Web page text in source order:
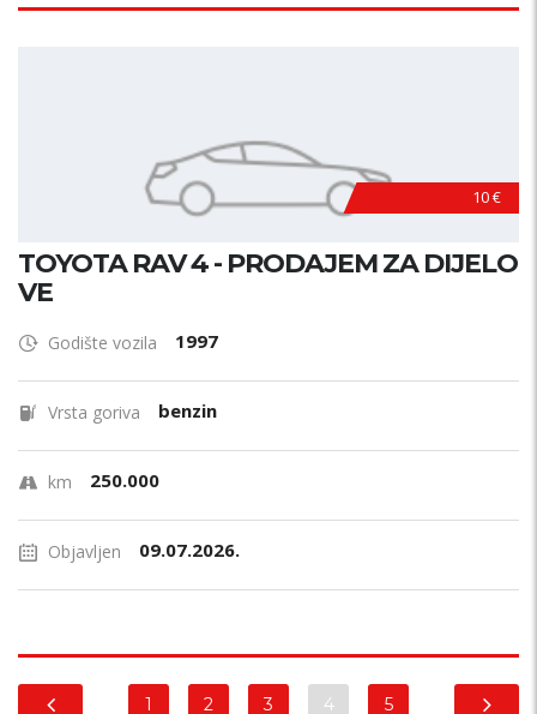
10 €
TOYOTA RAV 4 - PRODAJEM ZA DIJELO
VE
Godište vozila 1997
Vrsta goriva benzin
km 250.000
Objavljen 09.07.2026.
1 2 3 4 5